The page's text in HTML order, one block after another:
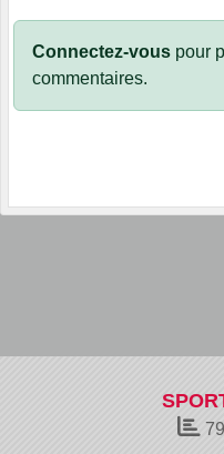
Connectez-vous pour
commentaires.